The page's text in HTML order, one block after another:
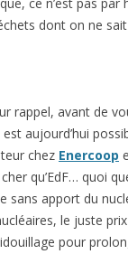
dont on ne
rappel, avant de
aujourd’hui
chez Enercoop
qu’EdF… quoi
sans apport du
le juste
pour